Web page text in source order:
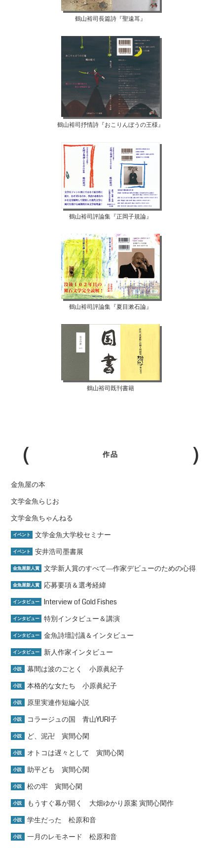
鶴山裕司長篇詩『聖遠耳』
鶴山裕司抒情詩『おこりんぼうの王様』
鶴山裕司評論集『正岡子規論』
鶴山裕司評論集『夏目漱石論』
鶴山裕司既刊書籍
作品
金魚屋の本
文学金魚らじお
文学金魚ちゃんねる
イベント 文学金魚大学校セミナー
イベント 安井浩司墨書展
金魚屋新人賞 文学新人賞のすべて―作家デビューのための心得
金魚屋新人賞 応募要項＆選考経緯
インタビュー Interview of Gold Fishes
インタビュー 特別インタビュー＆講演
インタビュー 金魚詩壇討議＆インタビュー
インタビュー 新人作家インタビュー
小説 幕間は波のごとく 小原眞紀子
小説 本格的な女たち 小原眞紀子
小説 原里実連作短編小説
小説 コラージュの国 青山YURI子
小説 ど、泥卍 寅間心閑
小説 オトコは遅々として 寅間心閑
小説 助平ども 寅間心閑
小説 松の牢 寅間心閑
小説 もうすぐ幕が開く 大畑ゆかり原案 寅間心閑作
小説 学生だった 松原和音
小説 一月のレモネード 松原和音